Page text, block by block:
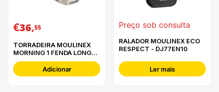
€36,55
TORRADEIRA MOULINEX
MORNING 1 FENDA LONGA
FAIR GREY - LS2M0B10
Adicionar
Preço sob consulta
RALADOR MOULINEX ECO
RESPECT - DJ77EN10
Ler mais